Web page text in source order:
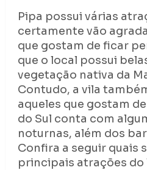
Pipa possui várias
certamente vão
que gostam de ficar
que o local possui
vegetação nativa da
Contudo, a vila
aqueles que gostam
do Sul conta com
noturnas, além dos
Confira a seguir quais
principais atrações do